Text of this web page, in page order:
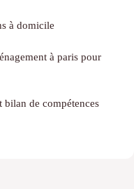
à domicile
à paris pour
bilan de compétences